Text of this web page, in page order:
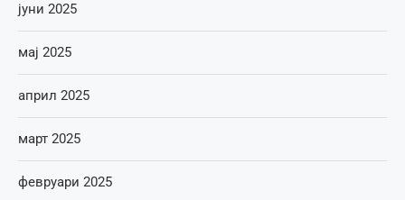
јуни 2025
мај 2025
април 2025
март 2025
февруари 2025